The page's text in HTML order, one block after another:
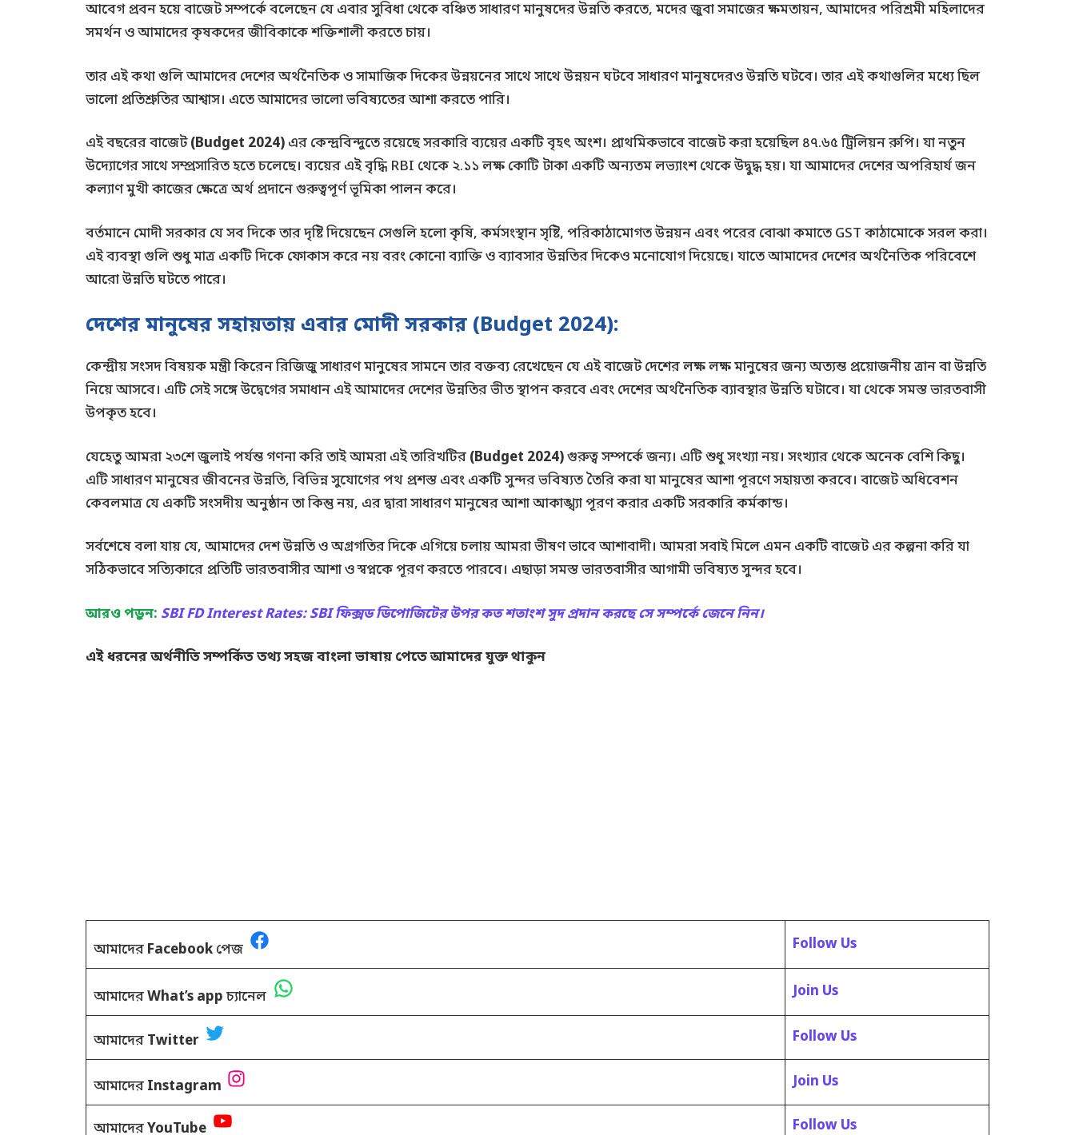
আবেগ প্রবন হয়ে বাজেট সম্পর্কে বলেছেন যে এবার সুবিধা থেকে বঞ্চিত সাধারণ মানুষদের উন্নতি করতে, মদের জুবা সমাজের ক্ষমতায়ন, আমাদের পরিশ্রমী মহিলাদের
সমর্থন ও আমাদের কৃষকদের জীবিকাকে শক্তিশালী করতে চায়।
তার এই কথা গুলি আমাদের দেশের অর্থনৈতিক ও সামাজিক দিকের উন্নয়নের সাথে সাথে উন্নয়ন ঘটবে সাধারণ মানুষদেরও উন্নতি ঘটবে। তার এই কথাগুলির মধ্যে ছিল
ভালো প্রতিশ্রুতির আশ্বাস। এতে আমাদের ভালো ভবিষ্যতের আশা করতে পারি।
এই বছরের বাজেট(Budget 2024) এর কেন্দ্রবিন্দুতে রয়েছে সরকারি ব্যয়ের একটি বৃহৎ অংশ। প্রাথমিকভাবে বাজেট করা হয়েছিল ৪৭.৬৫ ট্রিলিয়ন রুপি। যা নতুন
উদ্যোগের সাথে সম্প্রসারিত হতে চলেছে। ব্যয়ের এই বৃদ্ধি RBI থেকে ২.১১ লক্ষ কোটি টাকা একটি অন্যতম লভ্যাংশ থেকে উদ্বুদ্ধ হয়। যা আমাদের দেশের অপরিহার্য জন
কল্যাণ মুখী কাজের ক্ষেত্রে অর্থ প্রদানে গুরুত্বপূর্ণ ভূমিকা পালন করে।
বর্তমানে মোদী সরকার যে সব দিকে তার দৃষ্টি দিয়েছেন সেগুলি হলো কৃষি, কর্মসংস্থান সৃষ্টি, পরিকাঠামোগত উন্নয়ন এবং পরের বোঝা কমাতে GST কাঠামোকে সরল করা।
এই ব্যবস্থা গুলি শুধু মাত্র একটি দিকে ফোকাস করে নয় বরং কোনো ব্যাক্তি ও ব্যাবসার উন্নতির দিকেও মনোযোগ দিয়েছে। যাতে আমাদের দেশের অর্থনৈতিক পরিবেশে
আরো উন্নতি ঘটতে পারে।
দেশের মানুষের সহায়তায় এবার মোদী সরকার (Budget 2024):
কেন্দ্রীয় সংসদ বিষয়ক মন্ত্রী কিরেন রিজিজু সাধারণ মানুষের সামনে তার বক্তব্য রেখেছেন যে এই বাজেট দেশের লক্ষ লক্ষ মানুষের জন্য অত্যন্ত প্রয়োজনীয় ত্রান বা উন্নতি
নিয়ে আসবে। এটি সেই সঙ্গে উদ্বেগের সমাধান এই আমাদের দেশের উন্নতির ভীত স্থাপন করবে এবং দেশের অর্থনৈতিক ব্যাবস্থার উন্নতি ঘটাবে। যা থেকে সমস্ত ভারতবাসী
উপকৃত হবে।
যেহেতু আমরা ২৩শে জুলাই পর্যন্ত গণনা করি তাই আমরা এই তারিখটির (Budget 2024)গুরুত্ব সম্পর্কে জন্য। এটি শুধু সংখ্যা নয়। সংখ্যার থেকে অনেক বেশি কিছু।
এটি সাধারণ মানুষের জীবনের উন্নতি, বিভিন্ন সুযোগের পথ প্রশস্ত এবং একটি সুন্দর ভবিষ্যত তৈরি করা যা মানুষের আশা পূরণে সহায়তা করবে। বাজেট অধিবেশন
কেবলমাত্র যে একটি সংসদীয় অনুষ্ঠান তা কিন্তু নয়, এর দ্বারা সাধারণ মানুষের আশা আকাঙ্খ্যা পূরণ করার একটি সরকারি কর্মকান্ড।
সর্বশেষে বলা যায় যে, আমাদের দেশ উন্নতি ও অগ্রগতির দিকে এগিয়ে চলায় আমরা ভীষণ ভাবে আশাবাদী। আমরা সবাই মিলে এমন একটি বাজেট এর কল্পনা করি যা
সঠিকভাবে সত্যিকারে প্রতিটি ভারতবাসীর আশা ও স্বপ্নকে পূরণ করতে পারবে। এছাড়া সমস্ত ভারতবাসীর আগামী ভবিষ্যত সুন্দর হবে।
আরও পড়ুন: SBI FD Interest Rates: SBI ফিক্সড ডিপোজিটের উপর কত শতাংশ সুদ প্রদান করছে সে সম্পর্কে জেনে নিন।
এই ধরনের অর্থনীতি সম্পর্কিত তথ্য সহজ বাংলা ভাষায় পেতে আমাদের যুক্ত থাকুন
আমাদের Facebookপেজ Follow Us
আমাদেরWhat’s app চ্যানেল Join Us
আমাদের Twitter Follow Us
আমাদের Instagram Join Us
আমাদেরYouTube Follow Us